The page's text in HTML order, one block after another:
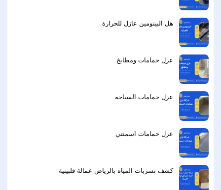
هل البيتومين عازل للحرارة
عزل حمامات ومطابخ
عزل حمامات السباحة
عزل حمامات اسمنتي
كشف تسربات المياه بالرياض عمالة فلبينية